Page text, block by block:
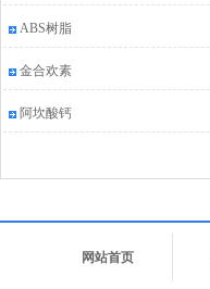
ABS树脂
金合欢素
阿坎酸钙
网站首页